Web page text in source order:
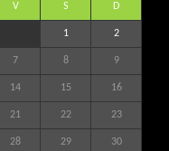
V S D
1 2
7 8 9
14 15 16
21 22 23
28 29 30